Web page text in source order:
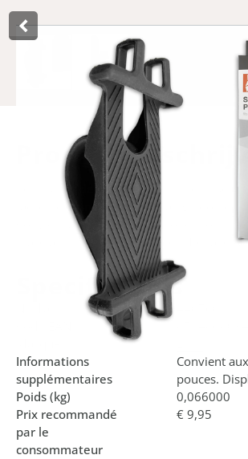
Ce support de téléphone Lynx vous
facilement un smartphone au guidon de
Convient à tous les smartphones
grâce aux sangles en silicone. Montage
Specificaties
Informations
supplémentaires
Convient
pouces.
Poids (kg)
0,066000
Prix recommandé
par le
consommateur
€ 9,95